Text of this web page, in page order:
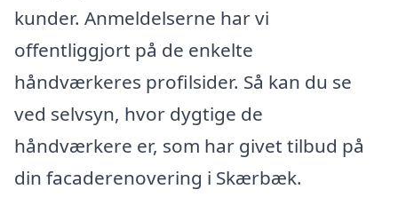
kunder. Anmeldelserne har vi
offentliggjort på de enkelte
håndværkeres profilsider. Så kan du se
ved selvsyn, hvor dygtige de
håndværkere er, som har givet tilbud på
din facaderenovering i Skærbæk.